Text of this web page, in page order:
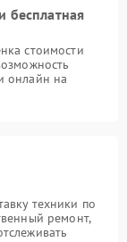
бесплатная
стоимости
онлайн на
техники по
ремонт,